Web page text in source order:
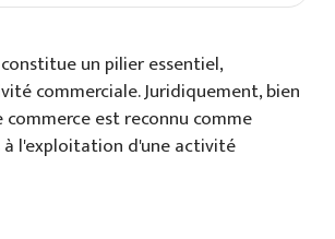
un pilier essentiel,
commerciale. Juridiquement, bien
est reconnu comme
à l'exploitation d'une activité